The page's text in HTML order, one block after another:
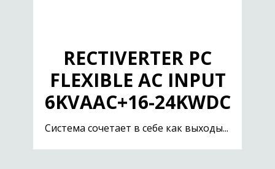
RECTIVERTER PC
FLEXIBLE AC INPUT
6KVAAC+16-24KWDC
Система сочетает в себе как выходы...